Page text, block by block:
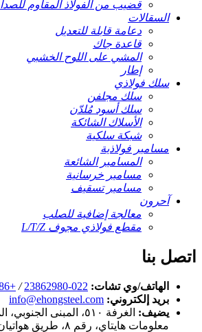
قضيب من الفولاذ المقاوم للصدأ
السقالات
دعامة قابلة للتعديل
قاعدة جاك
المشي على اللوح الخشبي
إطار
سلك فولاذي
سلك مجلفن
سلك أسود مُلدّن
الأسلاك الشائكة
شبكة سلكية
مسامير فولاذية
المسامير الشائعة
مسامير خرسانية
مسامير تسقيف
آحرون
معالجة إضافية للصلب
مقطع فولاذي مجوف L/T/Z
اتصل بنا
الهاتف/وي تشات: 022-23862980
/
+86 18822138833
بريد إلكتروني: info@ehongsteel.com
يضيف:
معلومات هايتاي، رقم ٨، طريق هواتيان، تيانجين، الصين